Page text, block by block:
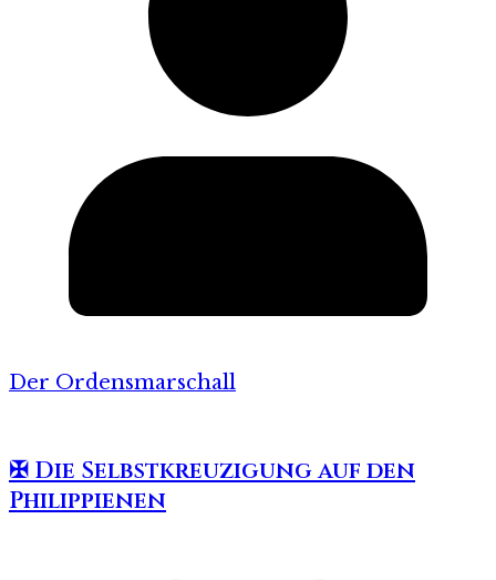
Der Ordensmarschall
✠ Die Selbstkreuzigung auf den
Philippienen